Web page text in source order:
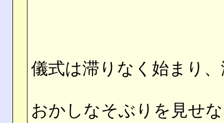
儀式は滞りなく始まり
おかしなそぶりを見せ